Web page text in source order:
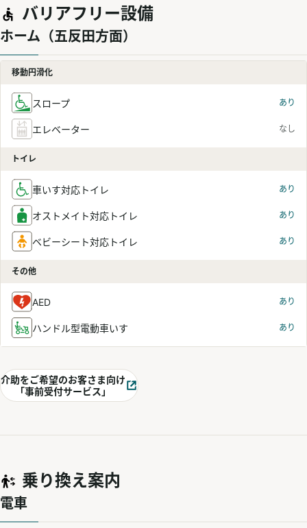
バリアフリー設備
ホーム（五反田方面）
移動円滑化
スロープ あり
エレベーター なし
トイレ
車いす対応トイレ あり
オストメイト対応トイレ あり
ベビーシート対応トイレ あり
その他
AED あり
ハンドル型電動車いす あり
介助をご希望のお客さま向け
「事前受付サービス」別ウィンドウで開く
乗り換え案内
電車